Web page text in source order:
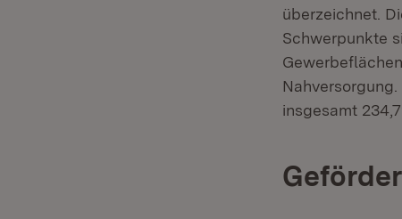
überzeichnet.
Schwerpunkte
insgesamt